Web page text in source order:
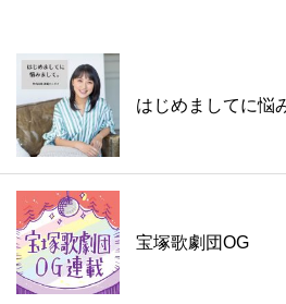
はじめましてに悩
宝塚歌劇団OG